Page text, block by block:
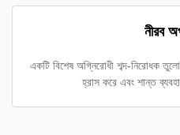
নীরব
একটি বিশেষ অগ্নিরোধী শব্দ-নিরোধক
হ্রাস করে এবং শান্ত